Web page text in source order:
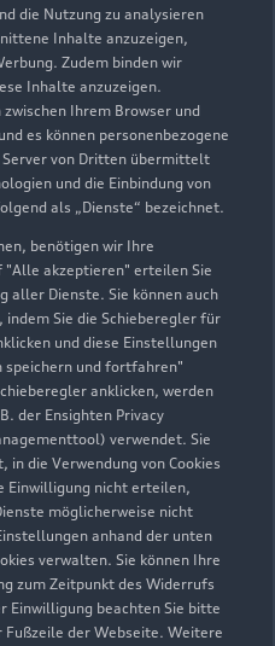
die Nutzung zu analysieren
Inhalte anzuzeigen,
Zudem binden wir
Inhalte anzuzeigen.
Ihrem Browser und
es können personenbezogene
Server von Dritten übermittelt
und die Einbindung von
als „Dienste“ bezeichnet.
benötigen wir Ihre
akzeptieren" erteilen Sie
aller Dienste. Sie können auch
Sie die Schieberegler für
und diese Einstellungen
speichern und fortfahren"
anklicken, werden
der Ensighten Privacy
verwendet. Sie
die Verwendung von Cookies
Einwilligung nicht erteilen,
möglicherweise nicht
anhand der unten
verwalten. Sie können Ihre
zum Zeitpunkt des Widerrufs
Einwilligung beachten Sie bitte
Fußzeile der Webseite. Weitere
333
Samstag 09:00